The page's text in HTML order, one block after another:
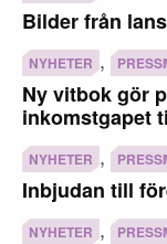
Bilder från
NYHETER ,
Ny vitbok gör
inkomstgapet
NYHETER ,
Inbjudan till
NYHETER ,